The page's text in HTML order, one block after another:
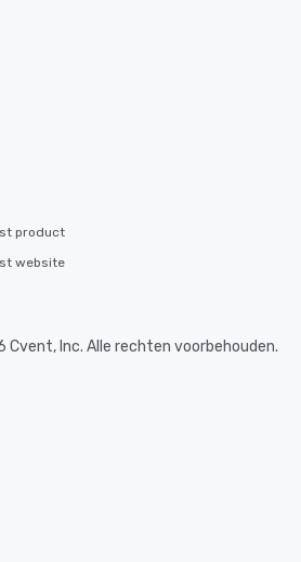
product
website
Inc. Alle rechten voorbehouden.